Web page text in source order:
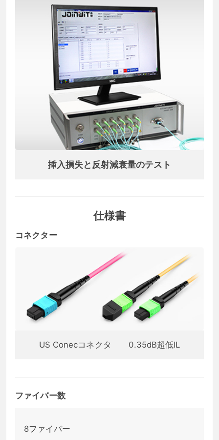
挿入損失と反射減衰量のテスト
仕様書
コネクター
US Conecコネクタ 0.35dB超低IL
ファイバー数
8ファイバー